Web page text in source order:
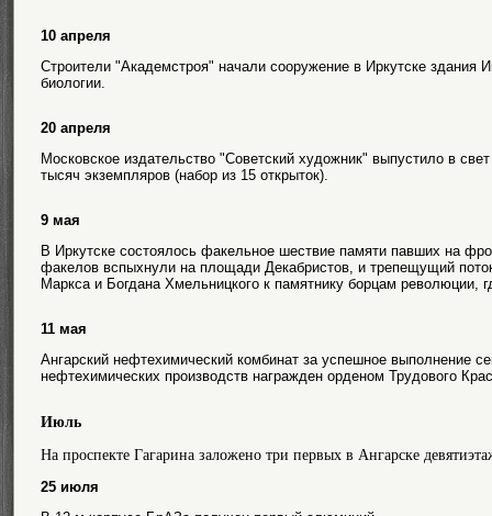
10 апреля
Строители "Академстроя" начали сооружение в Иркутске здания
биологии.
20 апреля
Московское издательство "Советский художник" выпустило в
тысяч экземпляров (набор из 15 открыток).
9 мая
В Иркутске состоялось факельное шествие памяти павших на
факелов вспыхнули на площади Декабристов, и трепещущий
Маркса и Богдана Хмельницкого к памятнику борцам революции,
11 мая
Ангарский нефтехимический комбинат за успешное выполнение
нефтехимических производств награжден орденом Трудового
Июль
На проспекте Гагарина заложено три первых в Ангарске
25 июля